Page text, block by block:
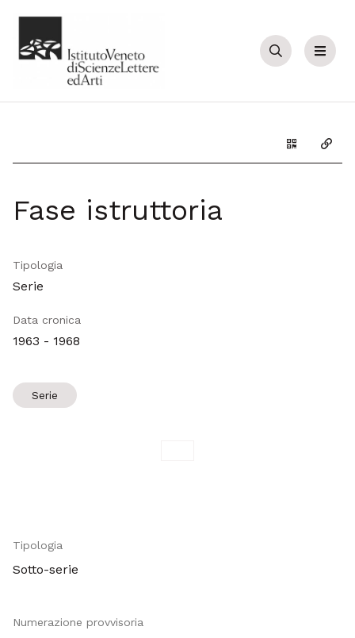
Cerca Menu
Genera il
Fase istruttoria
Tipologia
Serie
Data cronica
1963 - 1968
Serie
Tipologia
Sotto-serie
Numerazione provvisoria